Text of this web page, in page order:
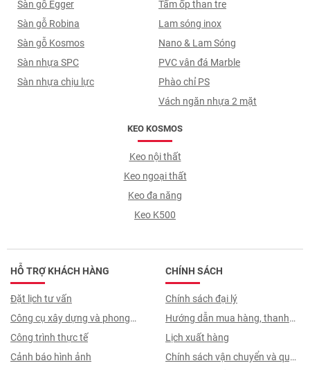
Tấm ốp than tre
Lam sóng inox
Nano & Lam Sóng
PVC vân đá Marble
Phào chỉ PS
Vách ngăn nhựa 2 mặt
Sàn gỗ Egger
Sàn gỗ Robina
Sàn gỗ Kosmos
Sàn nhựa SPC
Sàn nhựa chịu lực
KEO KOSMOS
Keo nội thất
Keo ngoại thất
Keo đa năng
Keo K500
HỖ TRỢ KHÁCH HÀNG
Đặt lịch tư vấn
Công cụ xây dựng và phong
thuỷ
Công trình thực tế
Cảnh báo hình ảnh
CHÍNH SÁCH
Chính sách đại lý
Hướng dẫn mua hàng, thanh
toán, quy trình ký hợp đồng
Lịch xuất hàng
Chính sách vận chuyển và quy